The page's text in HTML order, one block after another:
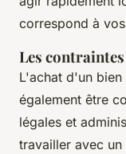
correspond à
Les
L'achat d'un
également être
légales et
travailler avec